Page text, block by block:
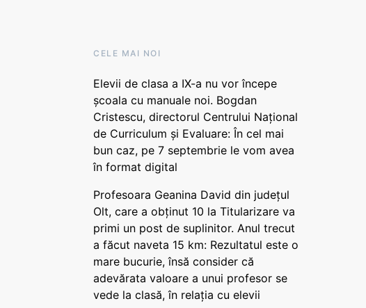
CELE MAI NOI
Elevii de clasa a IX-a nu vor începe
școala cu manuale noi. Bogdan
Cristescu, directorul Centrului Național
de Curriculum și Evaluare: În cel mai
bun caz, pe 7 septembrie le vom avea
în format digital
Profesoara Geanina David din județul
Olt, care a obținut 10 la Titularizare va
primi un post de suplinitor. Anul trecut
a făcut naveta 15 km: Rezultatul este o
mare bucurie, însă consider că
adevărata valoare a unui profesor se
vede la clasă, în relația cu elevii